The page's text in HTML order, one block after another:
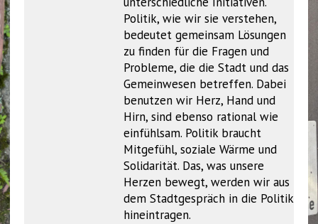
Politik, wie wir sie verstehen,
bedeutet gemeinsam Lösungen
zu finden für die Fragen und
Probleme, die die Stadt und das
Gemeinwesen betreffen. Dabei
benutzen wir Herz, Hand und
Hirn, sind ebenso rational wie
einfühlsam. Politik braucht
Mitgefühl, soziale Wärme und
Solidarität. Das, was unsere
Herzen bewegt, werden wir aus
dem Stadtgespräch in die Politik
hineintragen.